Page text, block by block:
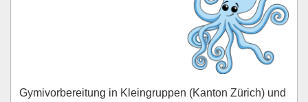
Gymivorbereitung in Kleingruppen (Kanton Zürich) und